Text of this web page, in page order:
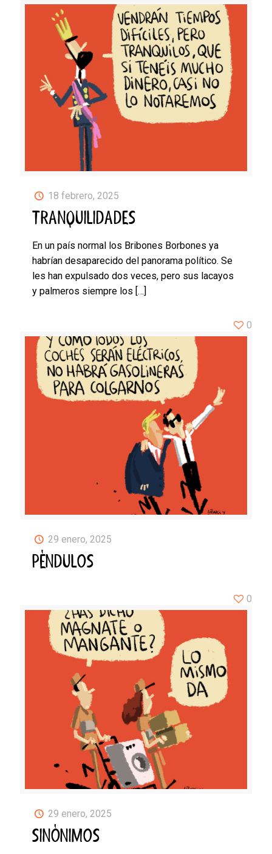
18 febrero, 2025
TRANQUILIDADES
En un país normal los Bribones Borbones ya
habrían desaparecido del panorama político. Se
les han expulsado dos veces, pero sus lacayos
y palmeros siempre los […]
29 enero, 2025
PÉNDULOS
0
29 enero, 2025
SINÓNIMOS
0